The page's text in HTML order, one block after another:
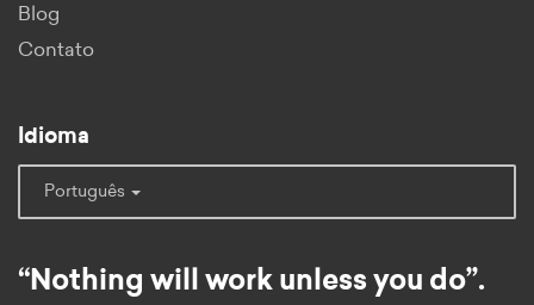
Blog
Contato
Idioma
Português
“Nothing will work unless you do”.